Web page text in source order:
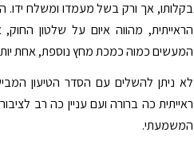
בקלותו, אך ורק בשל מעמדו ומשלח
הראייתית, מהווה איום על שלטון
המעשים כמוה כמכת מחץ נוספת, אחת
לא ניתן להשלים עם הסדר הטיעון
ראייתית כה ברורה ועם עניין כה רב
המשמעתי.